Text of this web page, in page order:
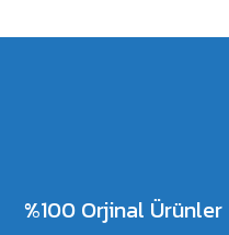
%100 Orjinal Ürünler